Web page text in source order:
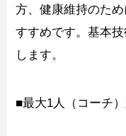
方、健康維持のた
すすめです。基本
します。
■最大1人（コーチ